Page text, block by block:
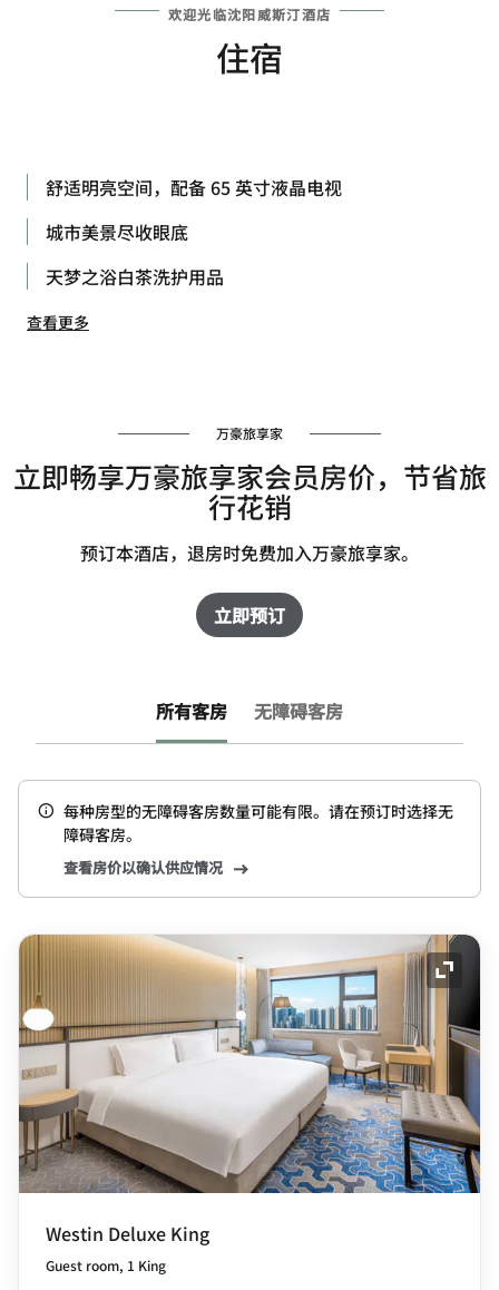
欢迎光临沈阳威斯汀酒店
住宿
舒适明亮空间，配备 65 英寸液晶电视
城市美景尽收眼底
天梦之浴白茶洗护用品
查看更多
万豪旅享家
立即畅享万豪旅享家会员房价，节省旅
行花销
预订本酒店，退房时免费加入万豪旅享家。
立即预订
所有客房 无障碍客房
每种房型的无障碍客房数量可能有限。请在预订时选择无
障碍客房。
查看房价以确认供应情况
展开
Westin Deluxe King
Guest room, 1 King